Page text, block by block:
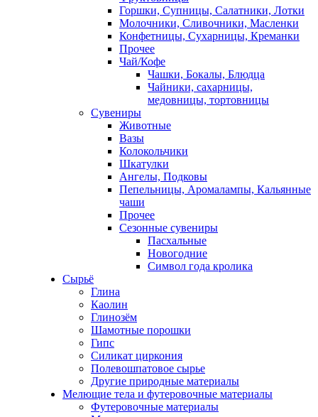
Горшки, Супницы, Салатники, Лотки
Молочники, Сливочники, Масленки
Конфетницы, Сухарницы, Креманки
Прочее
Чай/Кофе
Чашки, Бокалы, Блюдца
Чайники, сахарницы,
медовницы, тортовницы
Сувениры
Животные
Вазы
Колокольчики
Шкатулки
Ангелы, Подковы
Пепельницы, Аромалампы, Кальянные
чаши
Прочее
Сезонные сувениры
Пасхальные
Новогодние
Символ года кролика
Сырьё
Глина
Каолин
Глинозём
Шамотные порошки
Гипс
Силикат циркония
Полевошпатовое сырье
Другие природные материалы
Мелющие тела и футеровочные материалы
Футеровочные материалы